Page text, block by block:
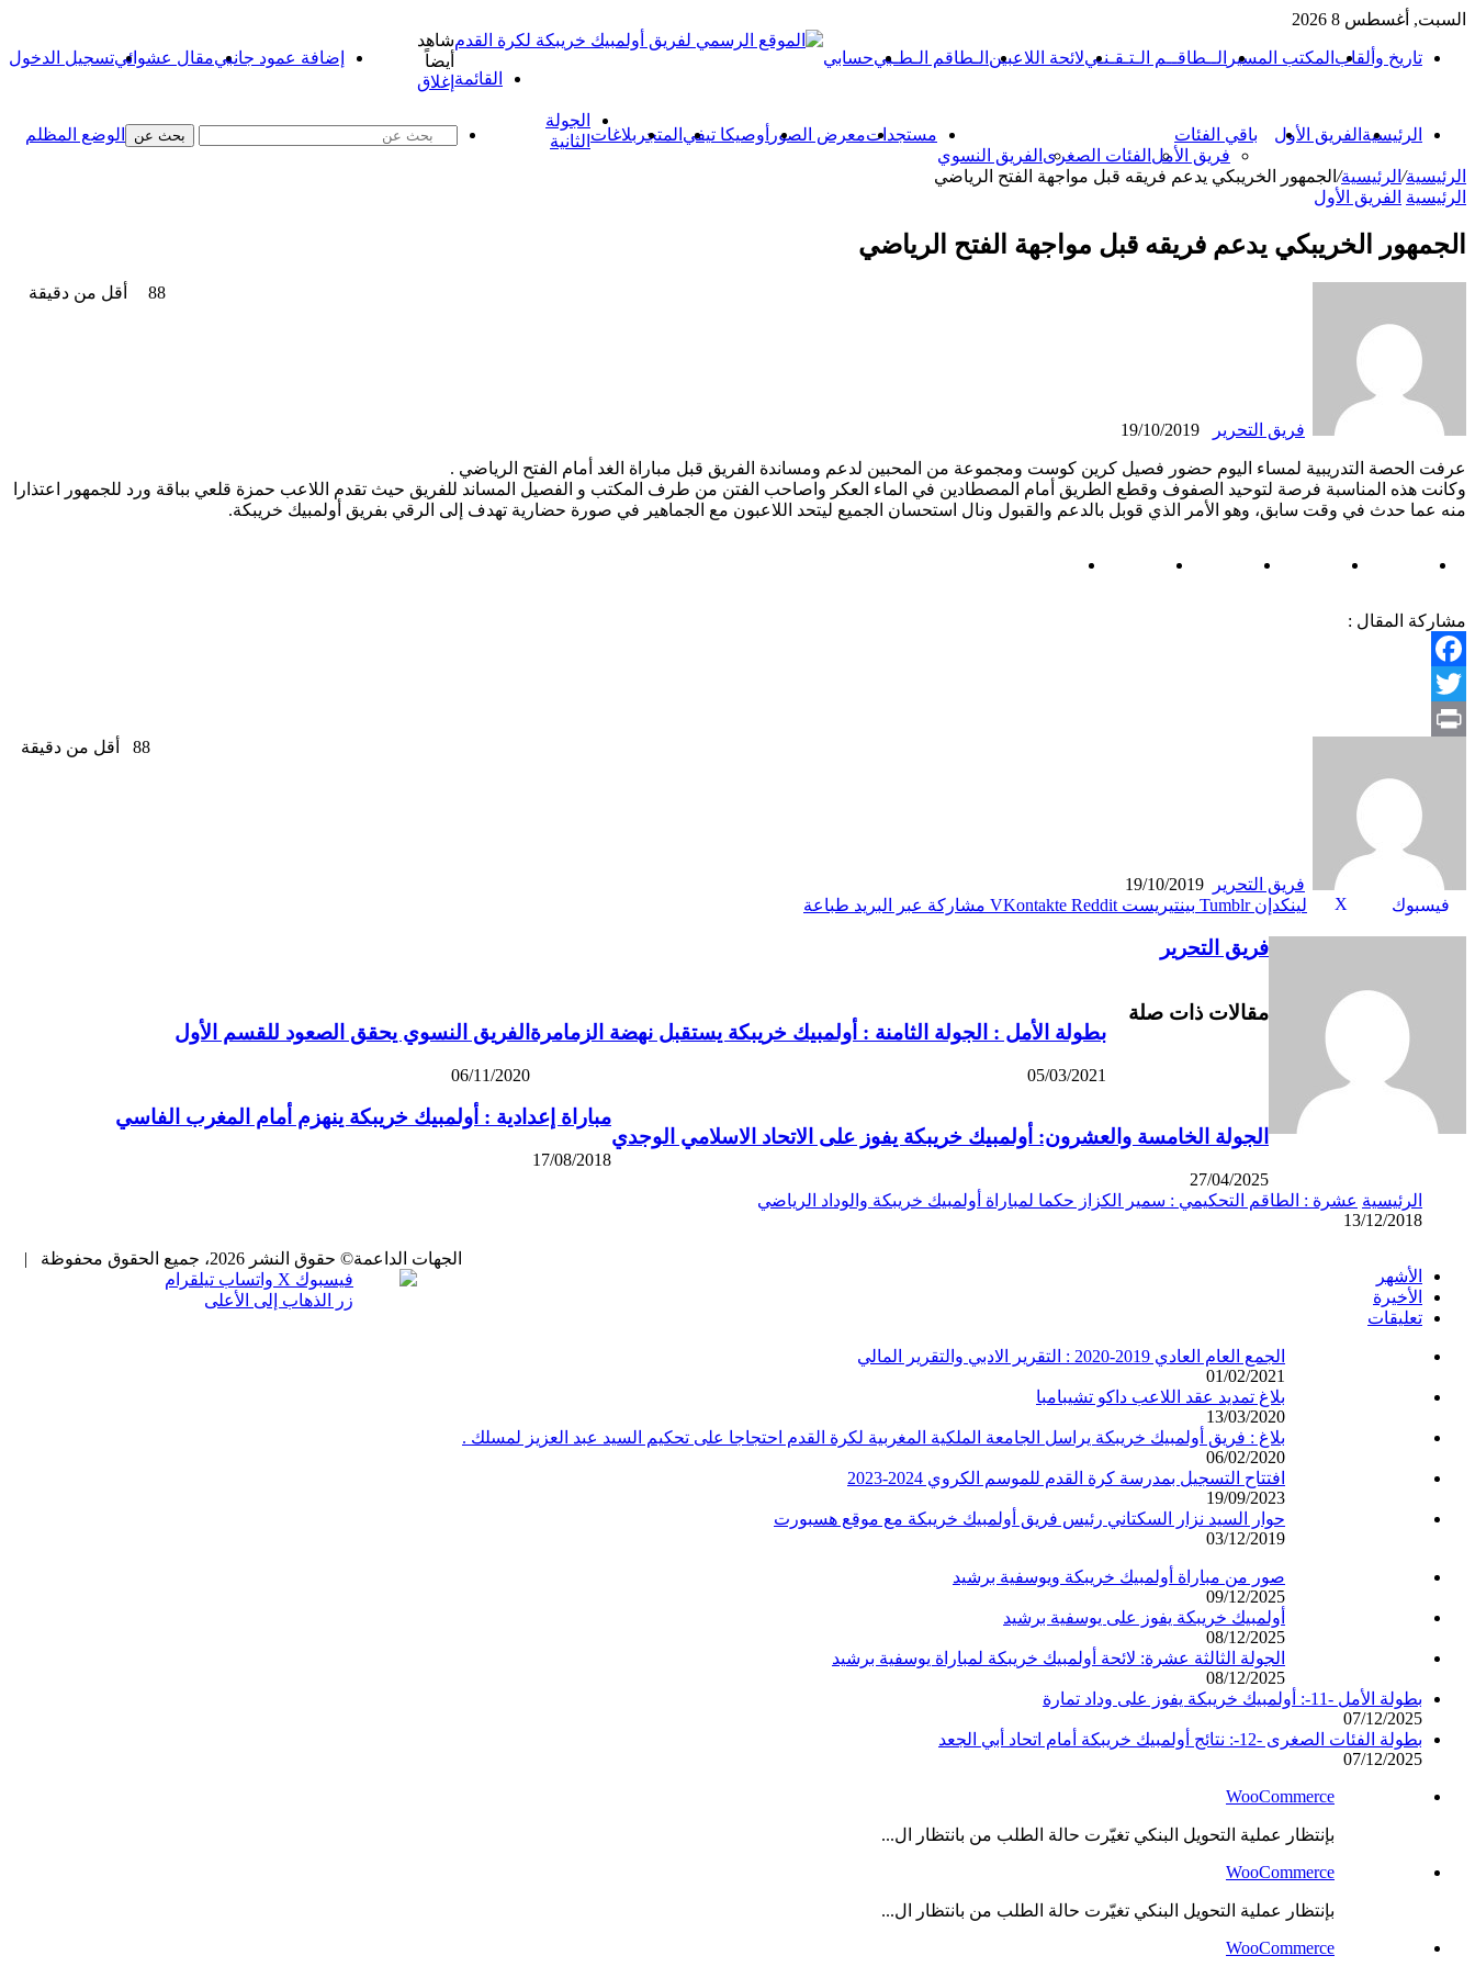
السبت, أغسطس 8 2026
تاريخ وألقاب المكتب المسير الــطاقــم الـتـقـنـيلائحة اللاعبين الـطاقم الـطـبيحسابي تسجيل الدخولمقال عشوائيإضافة عمود جانبي
القائمة
الرئيسية الفريق الأول
باقي الفئات
فريق الأمل الفئات الصغرى الفريق النسوي
مستجداتمعرض الصور أوصيكا تيفي المتجر بلاغات الوضع المظلم بحث عن
الرئيسية/ الرئيسية/ الجمهور الخريبكي يدعم فريقه قبل مواجهة الفتح الرياضي
الرئيسية الفريق الأول
الجمهور الخريبكي يدعم فريقه قبل مواجهة الفتح الرياضي
فريق التحرير 19/10/2019
88 أقل من دقيقة
عرفت الحصة التدريبية لمساء اليوم حضور فصيل كرين كوست ومجموعة من المحبين لدعم ومساندة الفريق قبل مباراة الغد أمام الفتح الرياضي .
وكانت هذه المناسبة فرصة لتوحيد الصفوف وقطع الطريق أمام المصطادين في الماء العكر واصاحب الفتن من طرف المكتب و الفصيل المساند للفريق حيث تقدم اللاعب حمزة قلعي بباقة ورد للجمهور اعتذارا
منه عما حدث في وقت سابق، وهو الأمر الذي قوبل بالدعم والقبول ونال استحسان الجميع ليتحد اللاعبون مع الجماهير في صورة حضارية تهدف إلى الرقي بفريق أولمبيك خريبكة.
مشاركة المقال :
Facebook
Twitter
فريق التحرير 19/10/2019
88 أقل من دقيقة
فيسبوك X لينكدإن بينتيريست مشاركة عبر البريد طباعة
فريق التحرير
مقالات ذات صلة
بطولة الأمل : الجولة الثامنة : أولمبيك خريبكة يستقبل نهضة الزمامرة
05/03/2021
الفريق النسوي يحقق الصعود للقسم الأول
06/11/2020
الجولة الخامسة والعشرون: أولمبيك خريبكة يفوز على الاتحاد الاسلامي الوجدي
27/04/2025
مباراة إعدادية : أولمبيك خريبكة ينهزم أمام المغرب الفاسي
17/08/2018
شاهد
أيضاً
إغلاق
الرئيسية
الجولة
الثانية
عشرة : الطاقم التحكيمي : سمير الكزاز حكما لمباراة أولمبيك خريبكة والوداد الرياضي
13/12/2018
الأشهر
الأخيرة
تعليقات
الجمع العام العادي 2019-2020 : التقرير الادبي والتقرير المالي
01/02/2021
بلاغ تمديد عقد اللاعب داكو تشيبامبا
13/03/2020
بلاغ : فريق أولمبيك خريبكة يراسل الجامعة الملكية المغربية لكرة القدم احتجاجا على تحكيم السيد عبد العزيز لمسلك .
06/02/2020
افتتاح التسجيل بمدرسة كرة القدم للموسم الكروي 2024-2023
19/09/2023
حوار السيد نزار السكتاني رئيس فريق أولمبيك خريبكة مع موقع هسبورت
03/12/2019
صور من مباراة أولمبيك خريبكة ويوسفية برشيد
09/12/2025
أولمبيك خريبكة يفوز على يوسفية برشيد
08/12/2025
الجولة الثالثة عشرة: لائحة أولمبيك خريبكة لمباراة يوسفية برشيد
08/12/2025
بطولة الأمل -11-: أولمبيك خريبكة يفوز على وداد تمارة
07/12/2025
بطولة الفئات الصغرى -12-: نتائج أولمبيك خريبكة أمام اتحاد أبي الجعد
07/12/2025
WooCommerce
بإنتظار عملية التحويل البنكي تغيّرت حالة الطلب من بانتظار ال...
WooCommerce
بإنتظار عملية التحويل البنكي تغيّرت حالة الطلب من بانتظار ال...
WooCommerce
الجهات الداعمة© حقوق النشر 2026، جميع الحقوق محفوظة |
فيسبوك X واتساب تيلقرام
زر الذهاب إلى الأعلى